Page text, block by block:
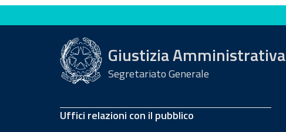
Valuta questo sito
Giustizia Amministrativa
Segretariato Generale
Uffici relazioni con il pubblico